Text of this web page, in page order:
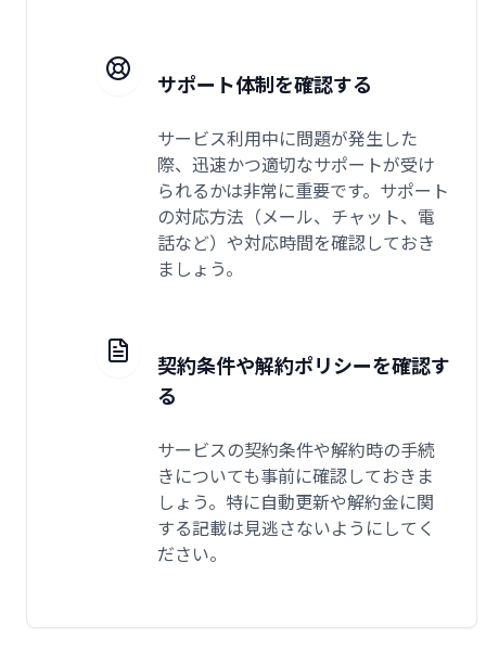
サポート体制を確認する
サービス利用中に問題が発生した
際、迅速かつ適切なサポートが受け
られるかは非常に重要です。サポート
の対応方法（メール、チャット、電
話など）や対応時間を確認しておき
ましょう。
契約条件や解約ポリシーを確認す
る
サービスの契約条件や解約時の手続
きについても事前に確認しておきま
しょう。特に自動更新や解約金に関
する記載は見逃さないようにしてく
ださい。